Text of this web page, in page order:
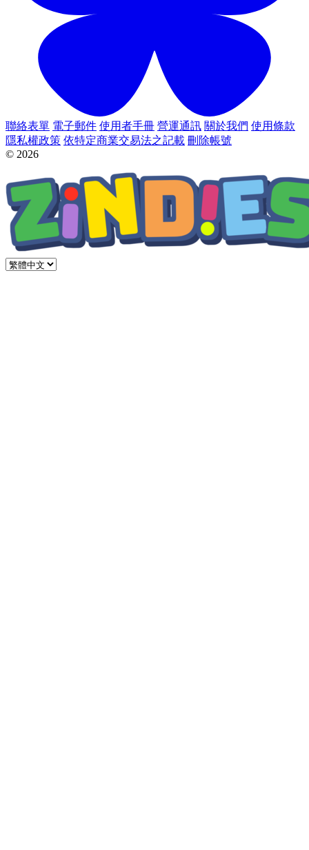
聯絡表單 電子郵件 使用者手冊 營運通訊 關於我們 使用條款
隱私權政策 依特定商業交易法之記載 刪除帳號
© 2026